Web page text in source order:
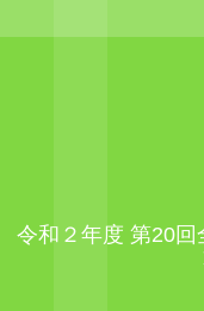
令和２年度 第20